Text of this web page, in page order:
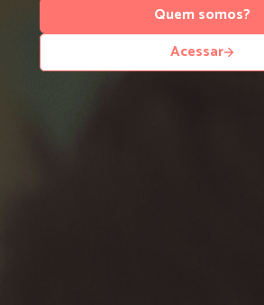
Quem somos?
Acessar